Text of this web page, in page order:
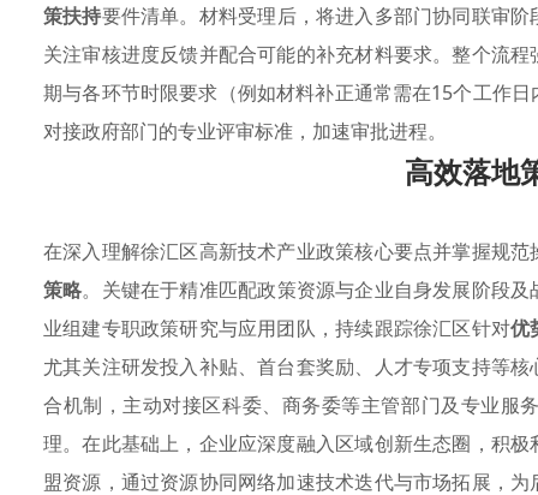
策扶持要件清单。材料受理后，将进入多部门协同联审
关注审核进度反馈并配合可能的补充材料要求。整个流
期与各环节时限要求（例如材料补正通常需在15个工作
对接政府部门的专业评审标准，加速审批进程。
高效落地
在深入理解徐汇区高新技术产业政策核心要点并掌握规
策略。关键在于精准匹配政策资源与企业自身发展阶段及
业组建专职政策研究与应用团队，持续跟踪徐汇区针对优
尤其关注研发投入补贴、首台套奖励、人才专项支持等
合机制，主动对接区科委、商务委等主管部门及专业服
理。在此基础上，企业应深度融入区域创新生态圈，积
盟资源，通过资源协同网络加速技术迭代与市场拓展，